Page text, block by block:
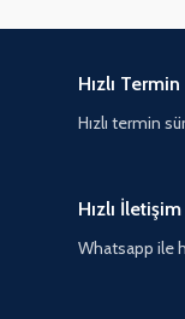
Hızlı
Hızlı termin
Hızlı İletişim
Whatsapp ile